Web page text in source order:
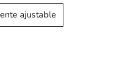
ajustable